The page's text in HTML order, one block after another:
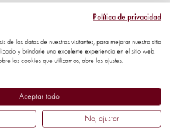
el peso de los turistas durante
día, provocándoles lesiones
crueles garfios que causan heridas
Cuando no están trabajando
están encadenados en el mismo
Política de privacidad
de los datos de nuestros visitantes, para mejorar nuestro sitio
y brindarle una excelente experiencia en el sitio web.
las cookies que utilizamos, abre los ajustes.
Aceptar todo
No, ajustar